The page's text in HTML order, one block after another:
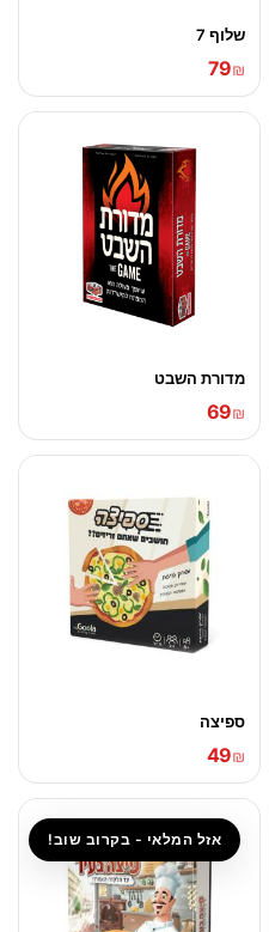
שלוף 7
₪
79
מדורת השבט
₪
69
ספיצה
₪
49
אזל המלאי - בקרוב שוב!